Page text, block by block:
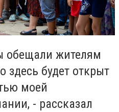
обещали жителям
здесь будет открыт
моей
- рассказал